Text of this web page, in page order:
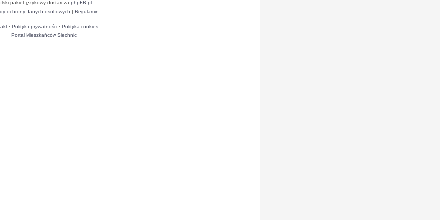
pakiet językowy dostarcza phpBB.pl
ochrony danych osobowych | Regulamin
· Polityka prywatności· Polityka cookies
Portal Mieszkańców Siechnic